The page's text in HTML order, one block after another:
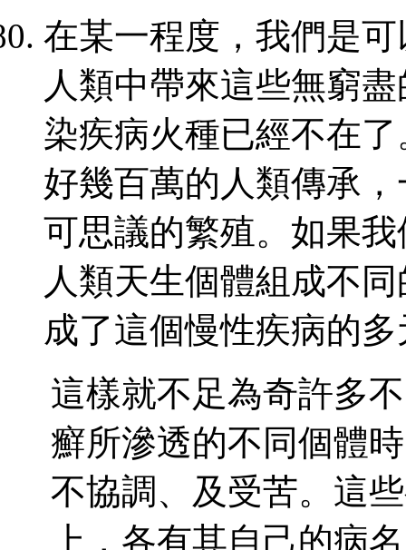
在某一程度，我們是
人類中帶來這些無窮
染疾病火種已經不在
好幾百萬的人類傳承
可思議的繁殖。如果
人類天生個體組成不
成了這個慢性疾病的
這樣就不足為奇許多
癬所滲透的不同個體
不協調、及受苦。這
上，各有其自己的病